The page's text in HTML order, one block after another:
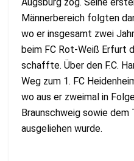
Männerbereich folgten
wo er insgesamt zwei
beim FC Rot-Weiß Erfurt
schaffte. Über den F.C.
Weg zum 1. FC
wo aus er zweimal in
Braunschweig sowie dem
ausgeliehen wurde.